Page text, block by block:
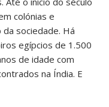
colónias e
sociedade. Há
egípcios de 1.500
de idade com
na Índia. E